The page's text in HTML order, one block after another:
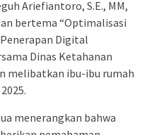
Ariefiantoro, S.E., MM,
bertema “Optimalisasi
Digital
Dinas Ketahanan
melibatkan ibu-ibu rumah
menerangkan bahwa